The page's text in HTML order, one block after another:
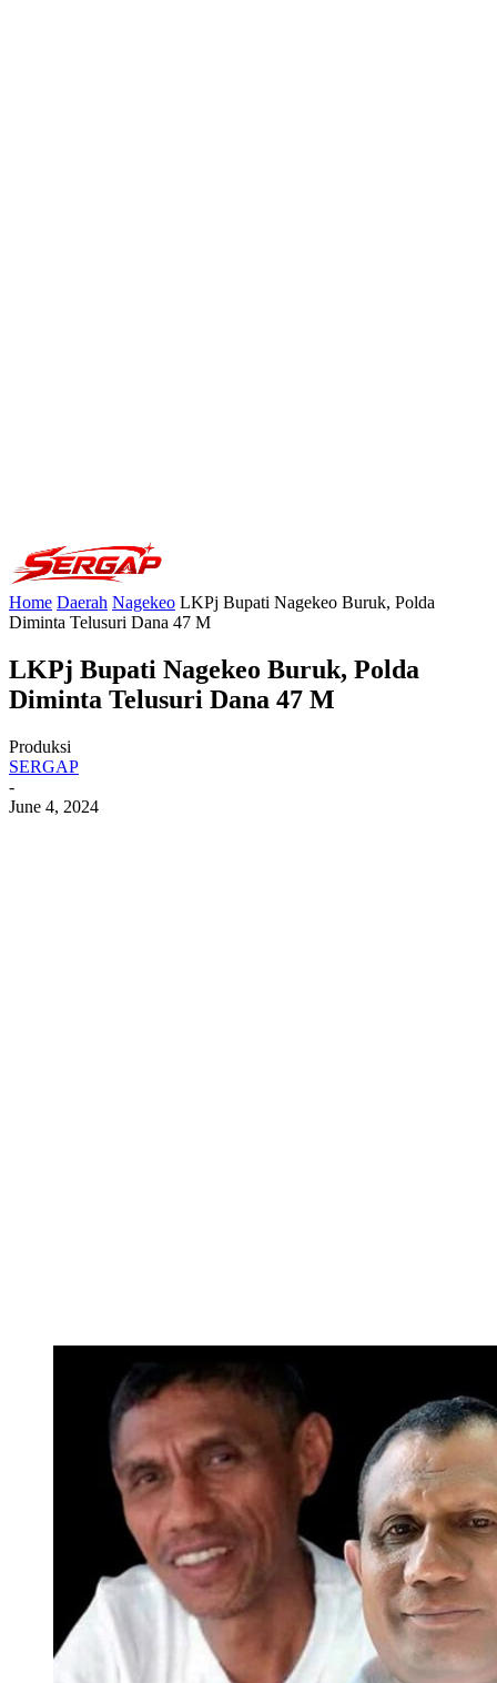
Home Daerah Nagekeo LKPj Bupati Nagekeo Buruk, Polda
Diminta Telusuri Dana 47 M
LKPj Bupati Nagekeo Buruk, Polda
Diminta Telusuri Dana 47 M
Produksi
SERGAP
-
June 4, 2024